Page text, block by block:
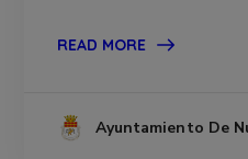
READ MORE
Ayuntamiento De